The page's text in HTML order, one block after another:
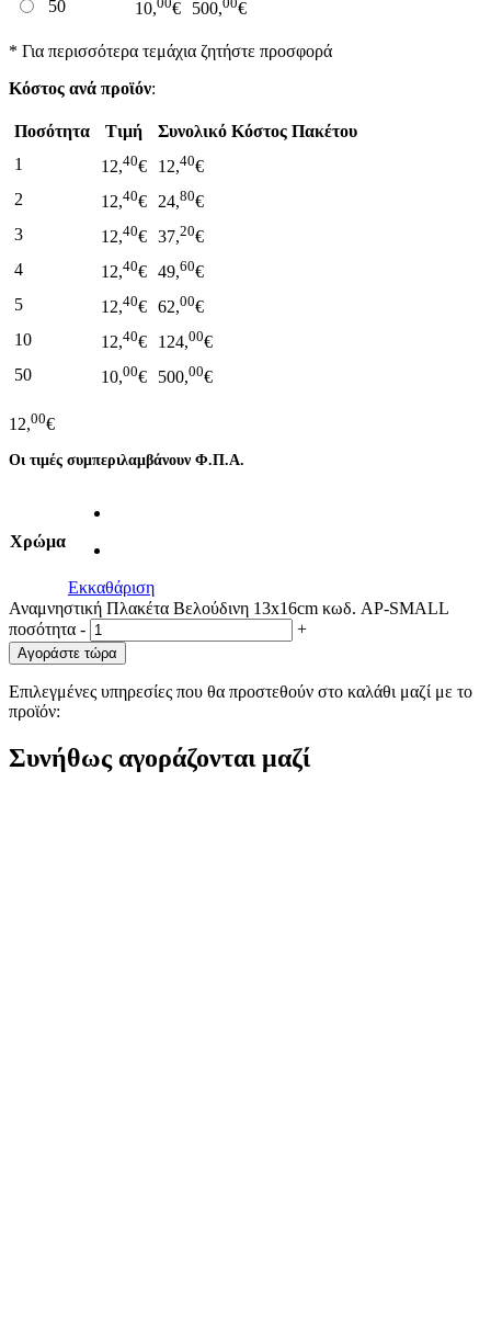
50 10, € 500, €
* Για περισσότερα τεμάχια ζητήστε προσφορά
Κόστος ανά προϊόν:
Ποσότητα Τιμή
Συνολικό Κόστος Πακέτου
1
12,40€ 12,40€
2
12,40€ 24,80€
3
12,40€ 37,20€
4
12,40€ 49,60€
5
12,40€ 62,00€
10
12,40€ 124,00€
50
10,00€ 500,00€
12,00€
Οι τιμές συμπεριλαμβάνουν Φ.Π.Α.
Χρώμα
Εκκαθάριση
Αναμνηστική Πλακέτα Βελούδινη 13x16cm κωδ. AP-SMALL
ποσότητα - +
Αγοράστε τώρα
Επιλεγμένες υπηρεσίες που θα προστεθούν στο καλάθι μαζί με το
προϊόν:
Συνήθως αγοράζονται μαζί